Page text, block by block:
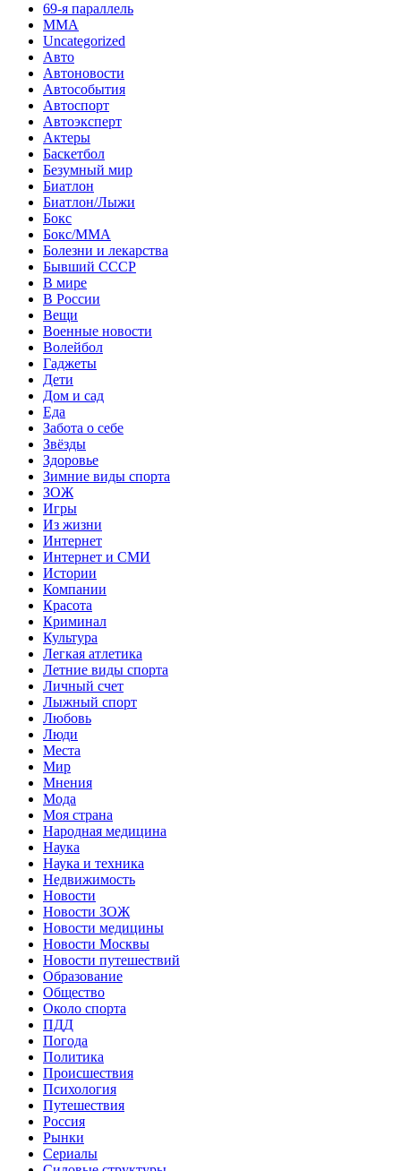
69-я параллель
MMA
Uncategorized
Авто
Автоновости
Автособытия
Автоспорт
Автоэксперт
Актеры
Баскетбол
Безумный мир
Биатлон
Биатлон/Лыжи
Бокс
Бокс/MMA
Болезни и лекарства
Бывший СССР
В мире
В России
Вещи
Военные новости
Волейбол
Гаджеты
Дети
Дом и сад
Еда
Забота о себе
Звёзды
Здоровье
Зимние виды спорта
ЗОЖ
Игры
Из жизни
Интернет
Интернет и СМИ
Истории
Компании
Красота
Криминал
Культура
Легкая атлетика
Летние виды спорта
Личный счет
Лыжный спорт
Любовь
Люди
Места
Мир
Мнения
Мода
Моя страна
Народная медицина
Наука
Наука и техника
Недвижимость
Новости
Новости ЗОЖ
Новости медицины
Новости Москвы
Новости путешествий
Образование
Общество
Около спорта
ПДД
Погода
Политика
Происшествия
Психология
Путешествия
Россия
Рынки
Сериалы